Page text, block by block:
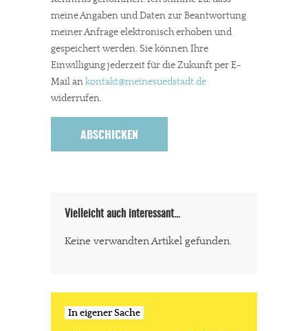
meine Angaben und Daten zur Beantwortung
meiner Anfrage elektronisch erhoben und
gespeichert werden. Sie können Ihre
Einwilligung jederzeit für die Zukunft per E-
Mail ankontakt@meinesuedstadt.de
widerrufen.
Vielleicht auch interessant…
Keine verwandten Artikel gefunden.
In eigener Sache